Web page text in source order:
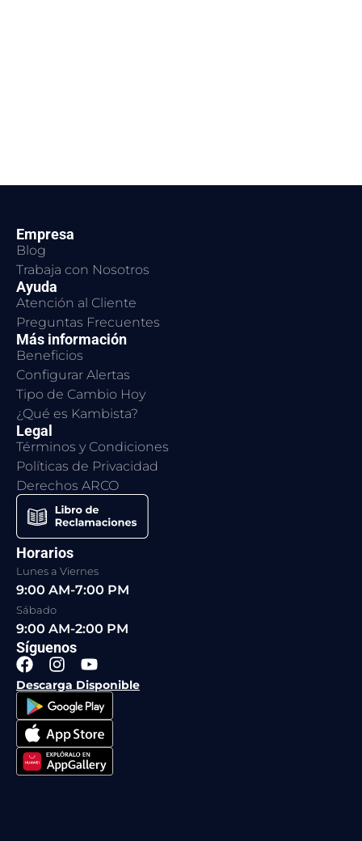
Empresa
Blog
Trabaja con Nosotros
Ayuda
Atención al Cliente
Preguntas Frecuentes
Más información
Beneficios
Configurar Alertas
Tipo de Cambio Hoy
¿Qué es Kambista?
Legal
Términos y Condiciones
Políticas de Privacidad
Derechos ARCO
Horarios
Lunes a Viernes
9:00 AM-7:00 PM
Sábado
9:00 AM-2:00 PM
Síguenos
F
a
c
e
b
o
o
k
I
n
s
t
a
g
r
a
Y
o
u
t
u
b
e
Descarga Disponible